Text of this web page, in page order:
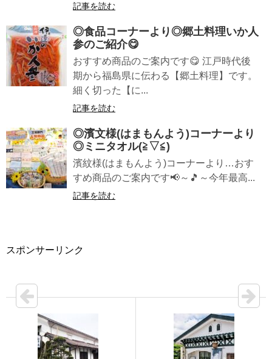
記事を読む
◎食品コーナーより◎郷土料理いか人
参のご紹介😋
おすすめ商品のご案内です😋 江戸時代後
期から福島県に伝わる【郷土料理】です。
細く切った【に...
記事を読む
◎濱文様(はまもんよう)コーナーより
◎ミニタオル(≧▽≦)
濱紋様(はまもんよう)コーナーより…おす
すめ商品のご案内です📢～🎵～今年最高...
記事を読む
スポンサーリンク